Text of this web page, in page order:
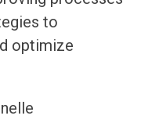
to
optimize